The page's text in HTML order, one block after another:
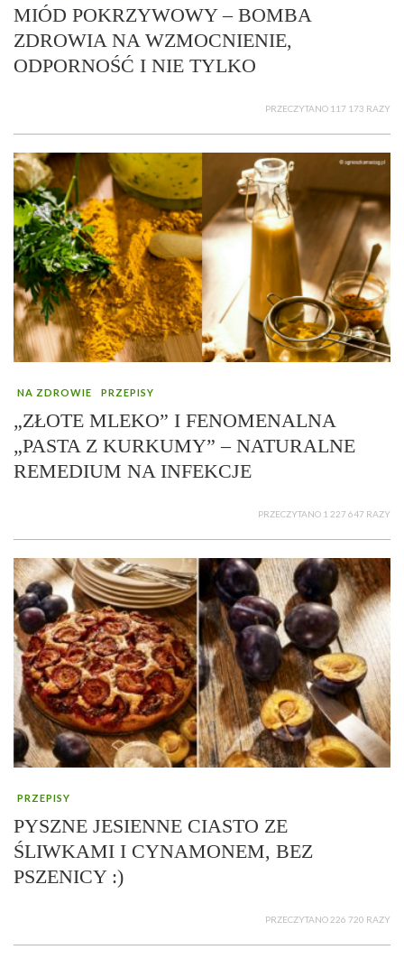
MIÓD POKRZYWOWY – BOMBA
ZDROWIA NA WZMOCNIENIE,
ODPORNOŚĆ I NIE TYLKO
PRZECZYTANO 117 173 RAZY
NA ZDROWIE PRZEPISY
„ZŁOTE MLEKO” I FENOMENALNA
„PASTA Z KURKUMY” – NATURALNE
REMEDIUM NA INFEKCJE
PRZECZYTANO 1 227 647 RAZY
PRZEPISY
PYSZNE JESIENNE CIASTO ZE
ŚLIWKAMI I CYNAMONEM, BEZ
PSZENICY :)
PRZECZYTANO 226 720 RAZY